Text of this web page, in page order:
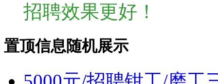
招聘效果更好！
置顶信息随机展示